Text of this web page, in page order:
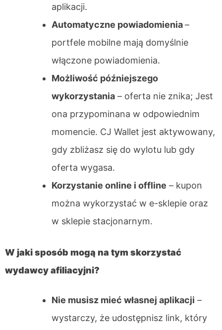
aplikacji.
Automatyczne powiadomienia–
portfele mobilne mają domyślnie
włączone powiadomienia.
Możliwość późniejszego
wykorzystania – oferta nie znika; Jest
ona przypominana w odpowiednim
momencie. CJ Wallet jest aktywowany,
gdy zbliżasz się do wylotu lub gdy
oferta wygasa.
Korzystanie online i offline – kupon
można wykorzystać w e-sklepie oraz
w sklepie stacjonarnym.
W jaki sposób mogą na tym skorzystać
wydawcy afiliacyjni?
Nie musisz mieć własnej aplikacji –
wystarczy, że udostępnisz link, który